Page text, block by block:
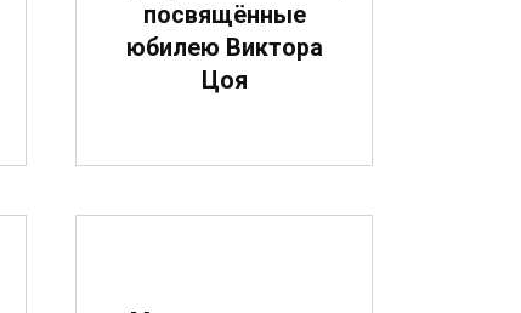
посвящённые
юбилею Виктора
Цоя